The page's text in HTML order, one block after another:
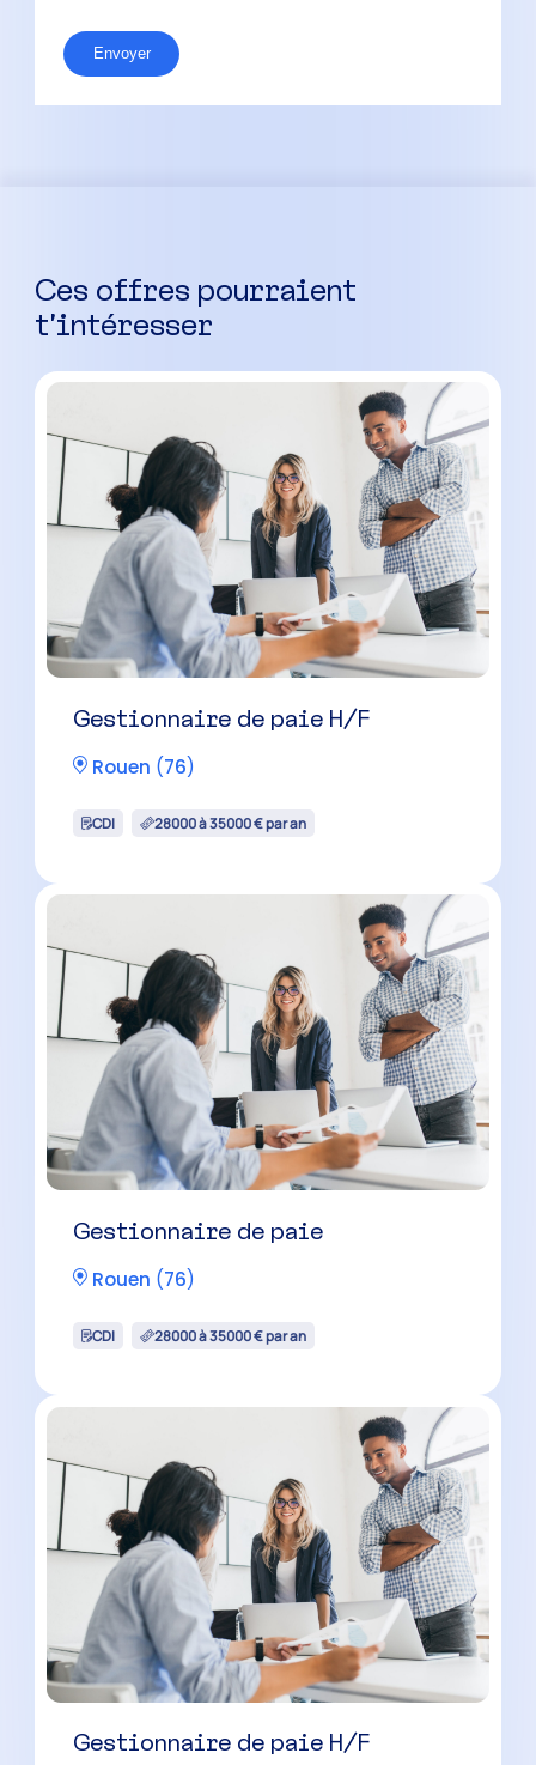
Envoyer
Ces offres pourraient
t’intéresser
Gestionnaire de paie H/F
Rouen (76)
CDI 28000 à 35000 € par an
Gestionnaire de paie
Rouen (76)
CDI 28000 à 35000 € par an
Gestionnaire de paie H/F